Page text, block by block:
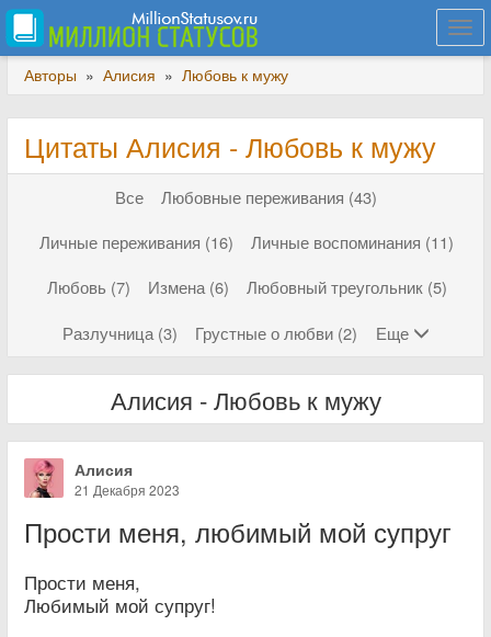
Авторы » Алисия » Любовь к мужу
Цитаты Алисия - Любовь к мужу
Все
Любовные переживания (43)
Личные переживания (16)
Личные воспоминания (11)
Любовь (7)
Измена (6)
Любовный треугольник (5)
Разлучница (3)
Грустные о любви (2) Еще
Алисия - Любовь к мужу
Алисия
21 Декабря 2023
Прости меня, любимый мой супруг
­­­­­Прости меня,
Любимый мой супруг!